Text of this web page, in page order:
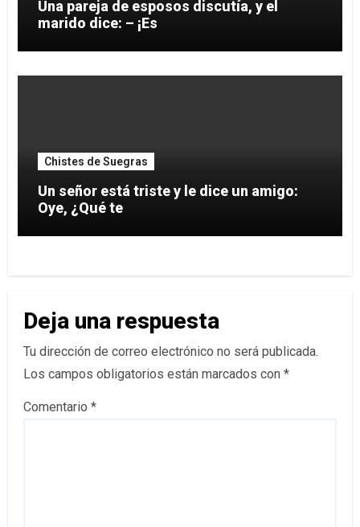
Una pareja de esposos discutía, y el
marido dice: – ¡Es
Chistes de Suegras
Un señor está triste y le dice un amigo:
Oye, ¿Qué te
Deja una respuesta
Tu dirección de correo electrónico no será publicada.
Los campos obligatorios están marcados con *
Comentario *